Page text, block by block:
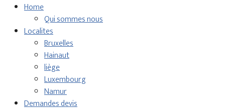
Home
Qui sommes nous
Localites
Bruxelles
Hainaut
liège
Luxembourg
Namur
Demandes devis